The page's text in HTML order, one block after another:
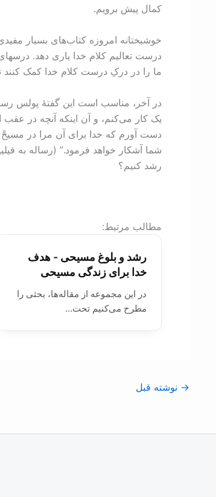
کمال پیش برویم.
خوشبختانه امروزه کتاب‌های بسیار
درست تعالیم کلام خدا یاری دهد. درسهای
ما را در درکِ درست کلام خدا کمک کنند
در آخر، مناسب است این گفتۀ پولس
یک کار می‌کنم، و آن اینکه آنچه در
دست آورم که خدا برای آن مرا در مسیحْ
رشد کنیم؟
:مطالب مرتبط
رشد و بلوغ مسیحی - هدف
خدا برای زندگی مسیحی
در این مجموعه از مقاله‌ها، بحثی را
مطرح می‌کنیم تحت…
→ نوشته قبل